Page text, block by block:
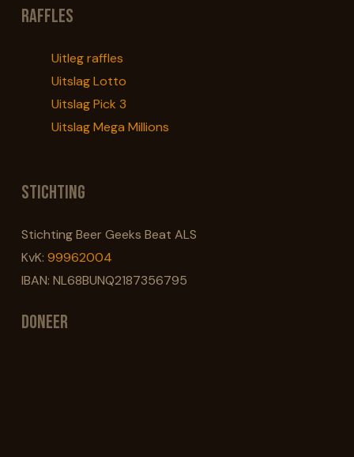
Raffles
Uitleg raffles
Uitslag Lotto
Uitslag Pick 3
Uitslag Mega Millions
Stichting
Stichting Beer Geeks Beat ALS
KvK: 99962004
IBAN: NL68BUNQ2187356795
Doneer